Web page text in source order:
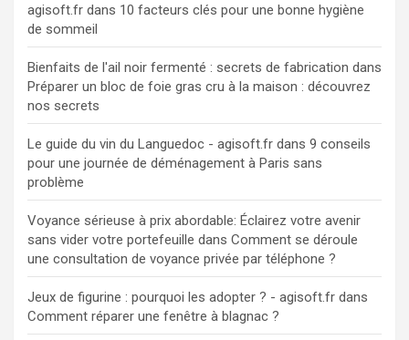
agisoft.fr dans 10 facteurs clés pour une bonne hygiène
de sommeil
Bienfaits de l'ail noir fermenté : secrets de fabrication dans
Préparer un bloc de foie gras cru à la maison : découvrez
nos secrets
Le guide du vin du Languedoc - agisoft.fr dans 9 conseils
pour une journée de déménagement à Paris sans
problème
Voyance sérieuse à prix abordable: Éclairez votre avenir
sans vider votre portefeuille dans Comment se déroule
une consultation de voyance privée par téléphone ?
Jeux de figurine : pourquoi les adopter ? - agisoft.fr dans
Comment réparer une fenêtre à blagnac ?